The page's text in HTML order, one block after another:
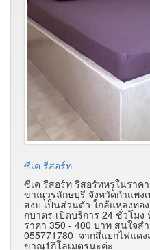
ซีเค รีสอร์ท
ซีเค รีสอร์ท รีสอร์ทหรูในราค
ขาณุวรลักษบุรี จังหวัดกำแพง
สงบ เป็นส่วนตัว ใกล้แหล่งท่อ
กบาตร เปิดบริการ 24 ชั่วโมง
ราคา 350 - 400 บาท สนใจส
055771780 จากสี่แยกไฟแดง
ขาณุ1กิโลเมตรนะค่ะ